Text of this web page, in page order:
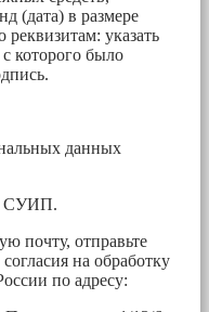
(дата) в размере
указать
которого было
данных
СУИП.
почту, отправьте
на обработку
по адресу: